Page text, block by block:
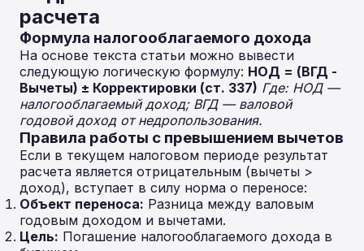
расчета
Формула налогооблагаемого дохода
На основе текста статьи можно вывести
следующую логическую формулу: НОД = (ВГД -
Вычеты) ± Корректировки (ст. 337) Где: НОД —
налогооблагаемый доход; ВГД — валовой
годовой доход от недропользования.
Правила работы с превышением вычетов
Если в текущем налоговом периоде результат
расчета является отрицательным (вычеты >
доход), вступает в силу норма о переносе:
Объект переноса: Разница между валовым
годовым доходом и вычетами.
Цель: Погашение налогооблагаемого дохода в